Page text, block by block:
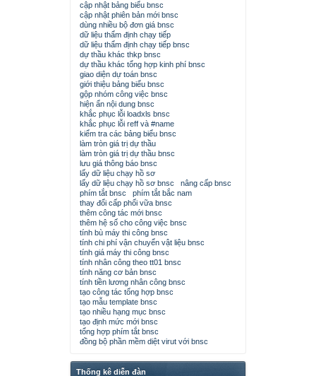
cập nhật bảng biểu bnsc
cập nhật phiên bản mới bnsc
dùng nhiều bộ đơn giá bnsc
dữ liệu thẩm định chạy tiếp
dữ liệu thẩm định chạy tiếp bnsc
dự thầu khác thkp bnsc
dự thầu khác tổng hợp kinh phí bnsc
giao diện dự toán bnsc
giới thiệu bảng biểu bnsc
gộp nhóm công việc bnsc
hiện ẩn nội dung bnsc
khắc phục lỗi loadxls bnsc
khắc phục lỗi reff và #name
kiểm tra các bảng biểu bnsc
làm tròn giá trị dự thầu
làm tròn giá trị dự thầu bnsc
lưu giá thông báo bnsc
lấy dữ liệu chạy hồ sơ
lấy dữ liệu chạy hồ sơ bnsc
nâng cấp bnsc
phím tắt bnsc
phím tắt bắc nam
thay đổi cấp phối vữa bnsc
thêm công tác mới bnsc
thêm hệ số cho công việc bnsc
tính bù máy thi công bnsc
tính chi phí vận chuyển vật liệu bnsc
tính giá máy thi công bnsc
tính nhân công theo tt01 bnsc
tính năng cơ bản bnsc
tính tiền lương nhân công bnsc
tạo công tác tổng hợp bnsc
tạo mẫu template bnsc
tạo nhiều hạng mục bnsc
tạo định mức mới bnsc
tổng hợp phím tắt bnsc
đồng bộ phần mềm diệt virut với bnsc
Thống kê diễn đàn